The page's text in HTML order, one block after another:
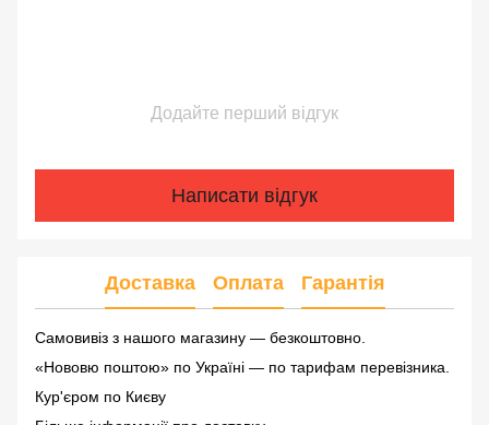
Додайте перший відгук
Написати відгук
Доставка Оплата Гарантія
Самовивіз з нашого магазину — безкоштовно.
«Нововю поштою» по Україні — по тарифам перевізника.
Кур'єром по Києву